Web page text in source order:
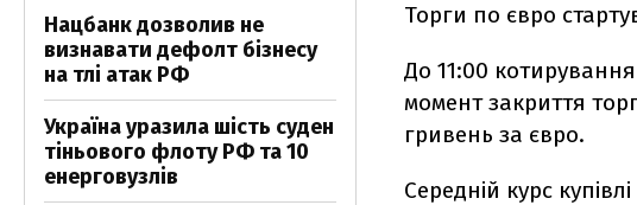
Торги по євро
До 11:00
момент закриття
гривень за євро.
Середній курс
Нацбанк дозволив не
визнавати дефолт бізнесу
на тлі атак РФ
Україна уразила шість суден
тіньового флоту РФ та 10
енерговузлів